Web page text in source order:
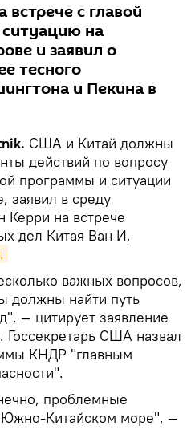
с главой
на
и заявил о
тесного
и Пекина в
США и Китай должны
действий по вопросу
программы и ситуации
заявил в среду
на встрече
дел Китая Ван И,
важных вопросов,
должны найти путь
— цитирует заявление
Госсекретарь США назвал
КНДР "главным
проблемные
Южно-Китайском море", —